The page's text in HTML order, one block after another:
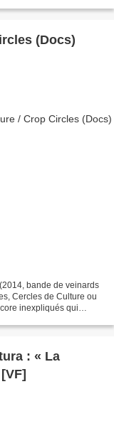
(Docs)
bande de veinards
Cercles de Culture ou
inexpliqués qui
: « La